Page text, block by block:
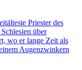
Priester des
über
wo er lange Zeit als
Augenzwinkern